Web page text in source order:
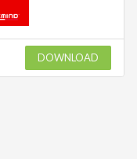
DOWNLOAD